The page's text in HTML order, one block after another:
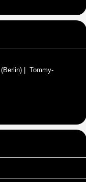
(Berlin) | Tommy-